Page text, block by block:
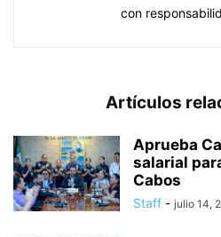
con
Artículos
Aprueba
salarial
Cabos
Staff - julio 14,